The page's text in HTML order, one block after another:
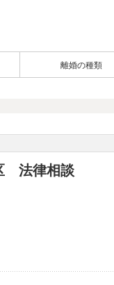
離婚の種類
法律相談